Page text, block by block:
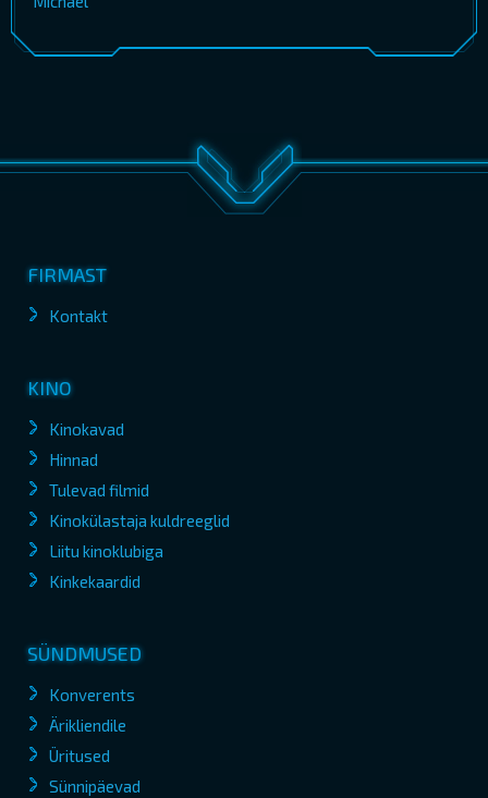
FIRMAST
Kontakt
KINO
Kinokavad
Hinnad
Tulevad filmid
Kinokülastaja kuldreeglid
Liitu kinoklubiga
Kinkekaardid
SÜNDMUSED
Konverents
Ärikliendile
Üritused
Sünnipäevad